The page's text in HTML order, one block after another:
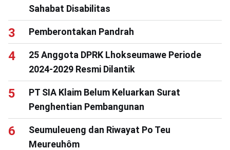
Sahabat Disabilitas
Pemberontakan Pandrah
25 Anggota DPRK Lhokseumawe Periode
2024-2029 Resmi Dilantik
PT SIA Klaim Belum Keluarkan Surat
Penghentian Pembangunan
Seumuleueng dan Riwayat Po Teu
Meureuhôm